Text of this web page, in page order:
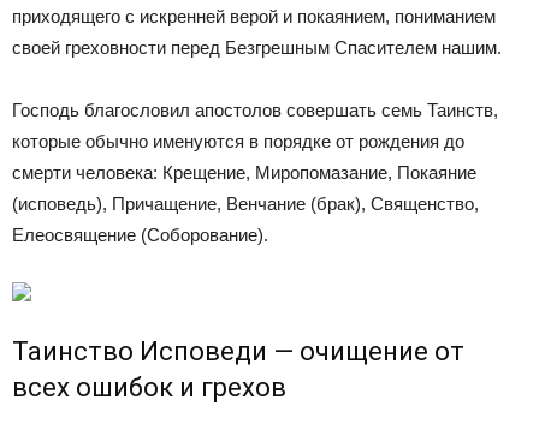
приходящего с искренней верой и покаянием, пониманием
своей греховности перед Безгрешным Спасителем нашим.
Господь благословил апостолов совершать семь Таинств,
которые обычно именуются в порядке от рождения до
смерти человека: Крещение, Миропомазание, Покаяние
(исповедь), Причащение, Венчание (брак), Священство,
Елеосвящение (Соборование).
Таинство Исповеди — очищение от
всех ошибок и грехов